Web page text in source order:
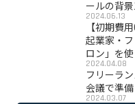
ールの背
2024.06.13
【初期費
起業家・
ロン」を
2024.04.08
フリーラ
会議で準
2024.03.07